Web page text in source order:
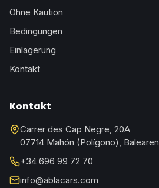
Ohne Kaution
Bedingungen
Einlagerung
Kontakt
Kontakt
Carrer des Cap Negre, 20A
07714 Mahón (Polígono), Balearen
+34 696 99 72 70
info@ablacars.com